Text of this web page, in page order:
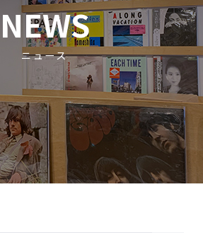
NEWS
ニュース